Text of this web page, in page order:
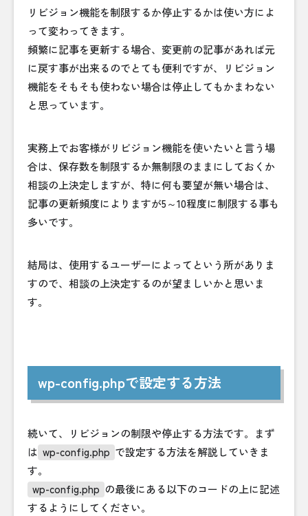
リビジョン機能を制限するか停止するかは使い方によ
って変わってきます。
頻繁に記事を更新する場合、変更前の記事があれば元
に戻す事が出来るのでとても便利ですが、リビジョン
機能をそもそも使わない場合は停止してもかまわない
と思っています。
実務上でお客様がリビジョン機能を使いたいと言う場
合は、保存数を制限するか無制限のままにしておくか
相談の上決定しますが、特に何も要望が無い場合は、
記事の更新頻度によりますが5～10程度に制限する事も
多いです。
結局は、使用するユーザーによってという所がありま
すので、相談の上決定するのが望ましいかと思いま
す。
wp-config.phpで設定する方法
続いて、リビジョンの制限や停止する方法です。まず
は wp-config.php で設定する方法を解説していきま
す。
wp-config.php の最後にある以下のコードの上に記述
するようにしてください。